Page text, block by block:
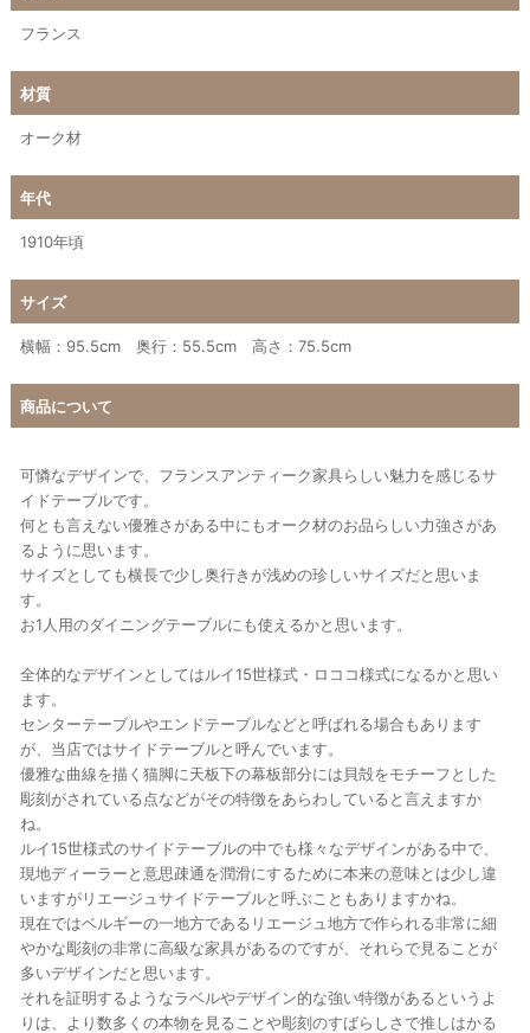
フランス
材質
オーク材
年代
1910年頃
サイズ
横幅：95.5cm 奥行：55.5cm 高さ：75.5cm
商品について
可憐なデザインで、フランスアンティーク家具らしい魅力を感じるサ
イドテーブルです。
何とも言えない優雅さがある中にもオーク材のお品らしい力強さがあ
るように思います。
サイズとしても横長で少し奥行きが浅めの珍しいサイズだと思いま
す。
お1人用のダイニングテーブルにも使えるかと思います。
全体的なデザインとしてはルイ15世様式・ロココ様式になるかと思い
ます。
センターテーブルやエンドテーブルなどと呼ばれる場合もあります
が、当店ではサイドテーブルと呼んでいます。
優雅な曲線を描く猫脚に天板下の幕板部分には貝殻をモチーフとした
彫刻がされている点などがその特徴をあらわしていると言えますか
ね。
ルイ15世様式のサイドテーブルの中でも様々なデザインがある中で、
現地ディーラーと意思疎通を潤滑にするために本来の意味とは少し違
いますがリエージュサイドテーブルと呼ぶこともありますかね。
現在ではベルギーの一地方であるリエージュ地方で作られる非常に細
やかな彫刻の非常に高級な家具があるのですが、それらで見ることが
多いデザインだと思います。
それを証明するようなラベルやデザイン的な強い特徴があるというよ
りは、より数多くの本物を見ることや彫刻のすばらしさで推しはかる